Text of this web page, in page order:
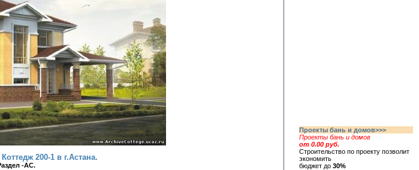
Коттедж 200-1 в г.Астана.
-АС.
Проекты бань и домов>>>
Проекты бань и домов
от 0.00 руб.
Строительство по проекту позволит
экономить
бюджет до 30%